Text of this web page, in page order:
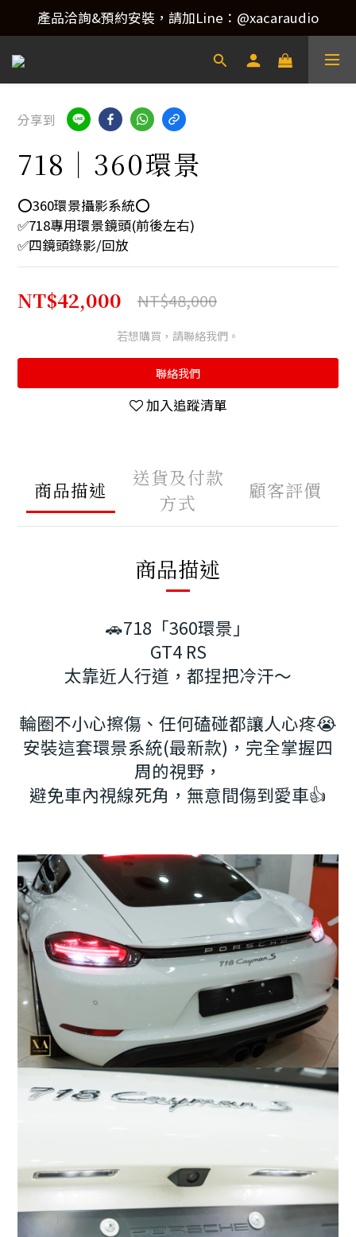
產品洽詢&預約安裝，請加Line：@xacaraudio
產品洽詢&預約安裝，請加Line：@xacaraudio
歡迎來電洽詢 02-22773788！
產品洽詢&預約安裝，請加Line：@xacaraudio
分享到
718｜360環景
⭕️360環景攝影系統⭕️
✅718專用環景鏡頭(前後左右)
✅四鏡頭錄影/回放
NT$42,000 NT$48,000
若想購買，請聯絡我們。
聯絡我們
加入追蹤清單
商品描述
送貨及付款
方式
顧客評價
商品描述
🚗718「360環景」
GT4 RS
太靠近人行道，都捏把冷汗～
輪圈不小心擦傷、任何磕碰都讓人心疼😭
安裝這套環景系統(最新款)，完全掌握四
周的視野，
避免車內視線死角，無意間傷到愛車👍